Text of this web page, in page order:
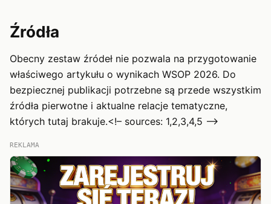
Źródła
Obecny zestaw źródeł nie pozwala na przygotowanie
właściwego artykułu o wynikach WSOP 2026. Do
bezpiecznej publikacji potrzebne są przede wszystkim
źródła pierwotne i aktualne relacje tematyczne,
których tutaj brakuje.<!– sources: 1,2,3,4,5 –>
REKLAMA